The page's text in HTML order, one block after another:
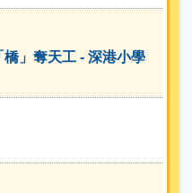
- 校外獎項更新
- 校外獎項更新
才華拓展奬學金 - 校
」奪天工 - 深港小學